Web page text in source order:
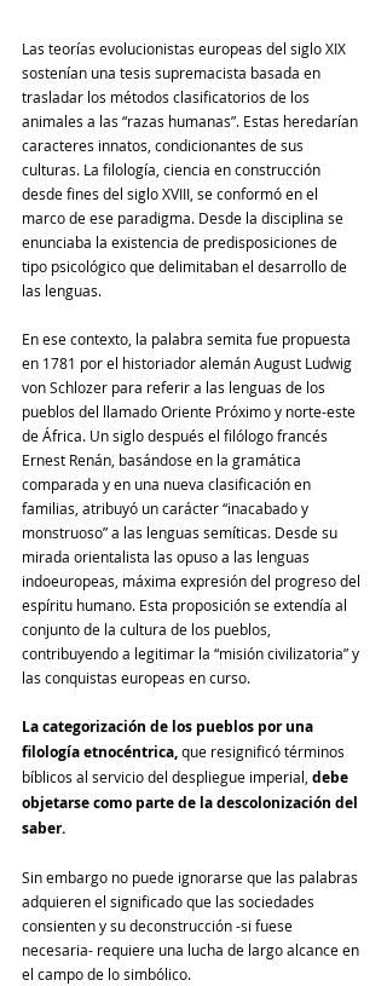
Las teorías evolucionistas europeas del siglo XIX
sostenían una tesis supremacista basada en
trasladar los métodos clasificatorios de los
animales a las “razas humanas”. Estas heredarían
caracteres innatos, condicionantes de sus
culturas. La filología, ciencia en construcción
desde fines del siglo XVIII, se conformó en el
marco de ese paradigma. Desde la disciplina se
enunciaba la existencia de predisposiciones de
tipo psicológico que delimitaban el desarrollo de
las lenguas.
En ese contexto, la palabra semita fue propuesta
en 1781 por el historiador alemán August Ludwig
von Schlozer para referir a las lenguas de los
pueblos del llamado Oriente Próximo y norte-este
de África. Un siglo después el filólogo francés
Ernest Renán, basándose en la gramática
comparada y en una nueva clasificación en
familias, atribuyó un carácter “inacabado y
monstruoso” a las lenguas semíticas. Desde su
mirada orientalista las opuso a las lenguas
indoeuropeas, máxima expresión del progreso del
espíritu humano. Esta proposición se extendía al
conjunto de la cultura de los pueblos,
contribuyendo a legitimar la “misión civilizatoria” y
las conquistas europeas en curso.
La categorización de los pueblos por una
filología etnocéntrica, que resignificó términos
bíblicos al servicio del despliegue imperial, debe
objetarse como parte de la descolonización del
saber.
Sin embargo no puede ignorarse que las palabras
adquieren el significado que las sociedades
consienten y su deconstrucción -si fuese
necesaria- requiere una lucha de largo alcance en
el campo de lo simbólico.